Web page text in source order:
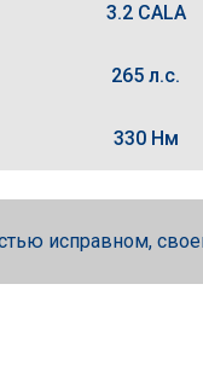
3.2 CALA
265 л.с.
330 Нм
исправном,